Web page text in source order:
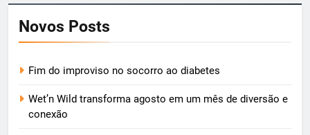
Novos Posts
Fim do improviso no socorro ao diabetes
Wet’n Wild transforma agosto em um mês de diversão e
conexão